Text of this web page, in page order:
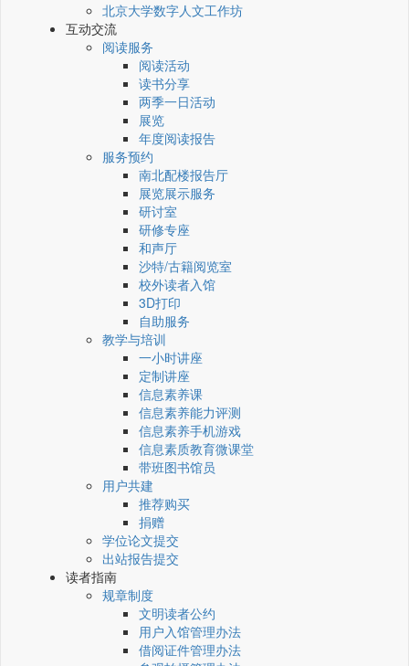
北京大学数字人文工作坊
互动交流
阅读服务
阅读活动
读书分享
两季一日活动
展览
年度阅读报告
服务预约
南北配楼报告厅
展览展示服务
研讨室
研修专座
和声厅
沙特/古籍阅览室
校外读者入馆
3D打印
自助服务
教学与培训
一小时讲座
定制讲座
信息素养课
信息素养能力评测
信息素养手机游戏
信息素质教育微课堂
带班图书馆员
用户共建
推荐购买
捐赠
学位论文提交
出站报告提交
读者指南
规章制度
文明读者公约
用户入馆管理办法
借阅证件管理办法